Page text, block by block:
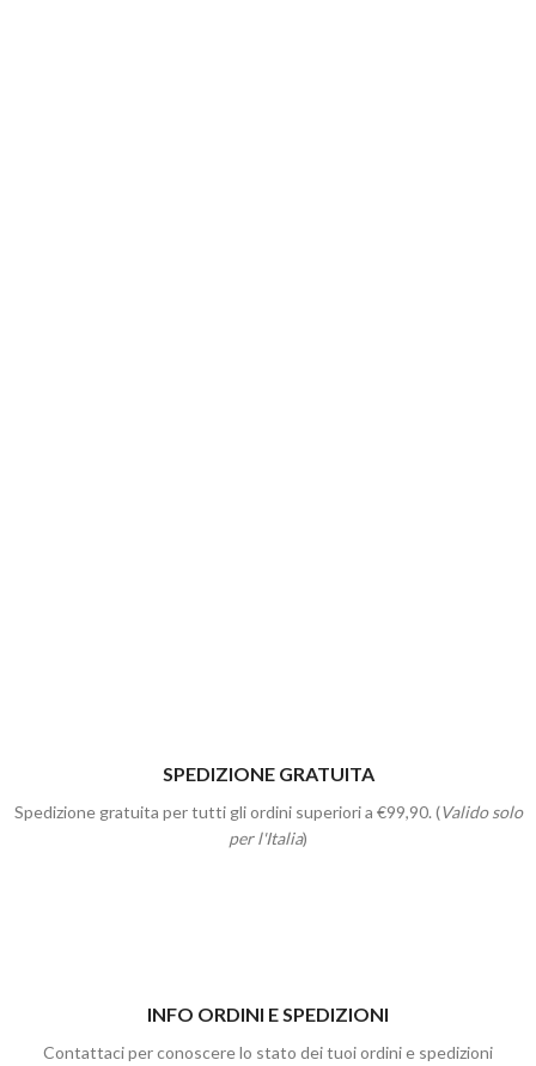
SPEDIZIONE GRATUITA
Spedizione gratuita per tutti gli ordini superiori a €99,90. (Valido solo
per l'Italia)
INFO ORDINI E SPEDIZIONI
Contattaci per conoscere lo stato dei tuoi ordini e spedizioni